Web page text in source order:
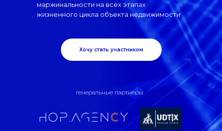
генеральные партнеры
Хочу стать участником
маржинальности на всех этапах
жизненного цикла объекта недвижимости